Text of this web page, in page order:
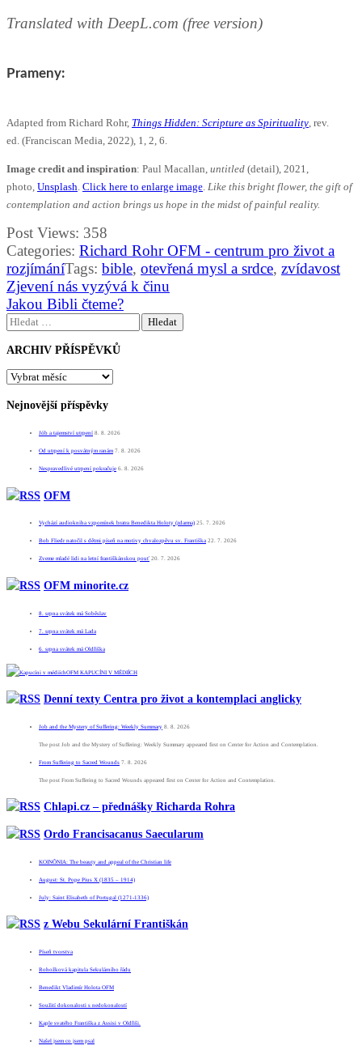
Translated with DeepL.com (free version)
Prameny:
Adapted from Richard Rohr, Things Hidden: Scripture as Spirituality , rev.
ed. (Franciscan Media, 2022), 1, 2, 6.
Image credit and inspiration: Paul Macallan, untitled (detail), 2021,
photo, Unsplash Click here to enlarge image Like this bright flower, the gift of
contemplation and action brings us hope in the midst of painful reality.
Post Views: 358
Categories: Richard Rohr OFM - centrum pro život a
rozjímáníTags: bible, otevřená mysl a srdce, zvídavost
Navigace
pro
příspěvek
Zjevení nás vyzývá k činu
Jakou Bibli čteme?
Vyhledávání
ARCHIV PŘÍSPĚVKŮ
ARCHIV
Nejnovější příspěvky
Jób a tajemství utrpení 8. 8. 2026
Od utrpení k posvátným ranám 7. 8. 2026
Nespravedlivé utrpení pokračuje 6. 8. 2026
OFM
Vychází audiokniha vzpomínek bratra Benedikta Holoty (zdarma) 25. 7. 2026
Bob Fliedr natočil s dětmi píseň na motivy chvalozpěvu sv. Františka 22. 7. 2026
Zveme mladé lidi na letní františkánskou pouť 20. 7. 2026
OFM minorite.cz
8. srpna svátek má Soběslav
7. srpna svátek má Lada
6. srpna svátek má Oldřiška
OFM KAPUCÍNI V MÉDIÍCH
Denní texty Centra pro život a kontemplaci anglicky
Job and the Mystery of Suffering: Weekly Summary 8. 8. 2026
The post Job and the Mystery of Suffering: Weekly Summary appeared first on Center for Action and Contemplation.
From Suffering to Sacred Wounds 7. 8. 2026
The post From Suffering to Sacred Wounds appeared first on Center for Action and Contemplation.
Chlapi.cz – přednášky Richarda Rohra
Ordo Francisacanus Saecularum
KOINÕNIA: The beauty and appeal of the Christian life
August: St. Pope Pius X (1835 – 1914)
July: Saint Elisabeth of Portugal (1271-1336)
z Webu Sekulární Františkán
Píseň tvorstva
Rohožková kapitula Sekulárního řádu
Benedikt Vladimír Holota OFM
Soužití dokonalosti s nedokonalostí
Kaple svatého Františka z Assisi v Oldřiši.
Našel jsem co jsem psal